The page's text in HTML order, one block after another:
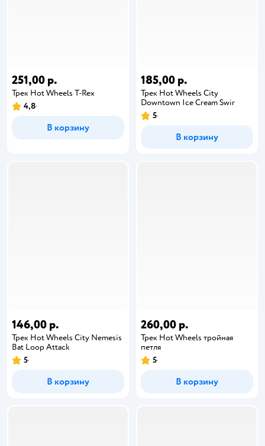
251,00 р.
Трек Hot Wheels T-Rex
4,8
В корзину
185,00 р.
Трек Hot Wheels City
Downtown Ice Cream Swir
5
В корзину
146,00 р.
Трек Hot Wheels City Nemesis
Bat Loop Attack
5
В корзину
260,00 р.
Трек Hot Wheels тройная
петля
5
В корзину